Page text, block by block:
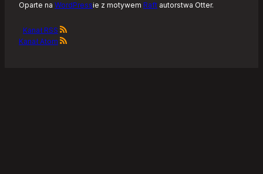
Oparte na WordPressie z motywem Raft autorstwa Otter.
Kanał RSS
Kanał Atom